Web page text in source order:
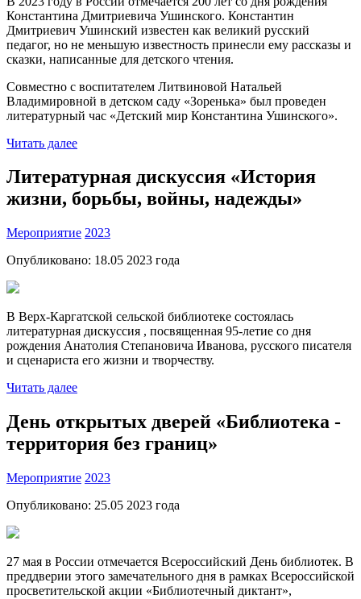
Константина Дмитриевича Ушинского. Константин
Дмитриевич Ушинский известен как великий русский
педагог, но не меньшую известность принесли ему рассказы и
сказки, написанные для детского чтения.
Совместно с воспитателем Литвиновой Натальей
Владимировной в детском саду «Зоренька» был проведен
литературный час «Детский мир Константина Ушинского».
Читать далее
Литературная дискуссия «История
жизни, борьбы, войны, надежды»
Мероприятие 2023
Опубликовано: 18.05 2023 года
В Верх-Каргатской сельской библиотеке состоялась
литературная дискуссия , посвященная 95-летие со дня
рождения Анатолия Степановича Иванова, русского писателя
и сценариста его жизни и творчеству.
Читать далее
День открытых дверей «Библиотека -
территория без границ»
Мероприятие 2023
Опубликовано: 25.05 2023 года
27 мая в России отмечается Всероссийский День библиотек. В
преддверии этого замечательного дня в рамках Всероссийской
просветительской акции «Библиотечный диктант»,